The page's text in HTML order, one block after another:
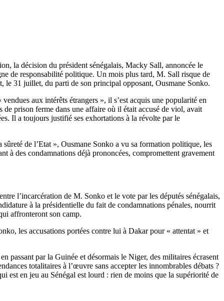
la décision du président sénégalais, Macky Sall, annoncée le
de responsabilité politique. Un mois plus tard, M. Sall risque de
le 31 juillet, du parti de son principal opposant, Ousmane Sonko.
aux intérêts étrangers », il s’est acquis une popularité en
prison ferme dans une affaire où il était accusé de viol, avait
Il a toujours justifié ses exhortations à la révolte par le
de l’Etat », Ousmane Sonko a vu sa formation politique, les
à des condamnations déjà prononcées, compromettent gravement
l’incarcération de M. Sonko et le vote par les députés sénégalais,
à la présidentielle du fait de condamnations pénales, nourrit
affronteront son camp.
les accusations portées contre lui à Dakar pour « attentat » et
passant par la Guinée et désormais le Niger, des militaires écrasent
totalitaires à l’œuvre sans accepter les innombrables débats ?
est en jeu au Sénégal est lourd : rien de moins que la supériorité de